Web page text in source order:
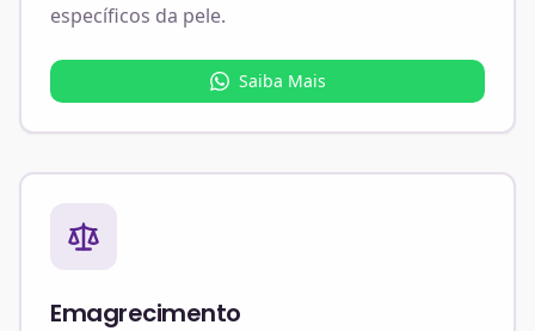
específicos da pele.
Saiba Mais
Emagrecimento